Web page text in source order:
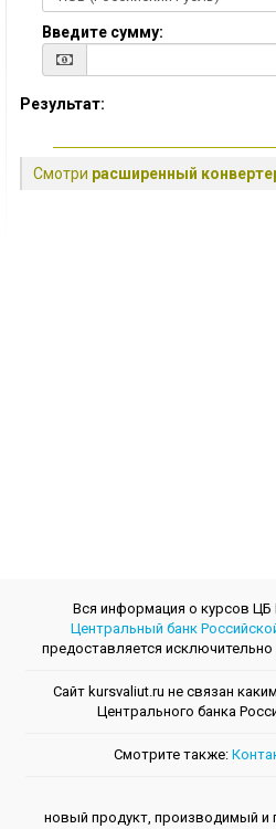
Введите сумму:
Результат:
Смотри расширенный
Вся информация о курсов ЦБ
Центральный банк
предоставляется
Сайт kursvaliut.ru не связан
Центрального банкa
Смотрите также:
новый продукт, производимый и